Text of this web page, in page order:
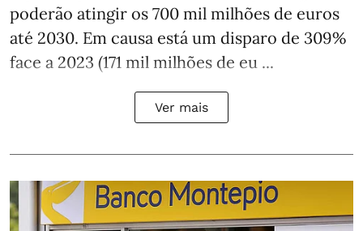
poderão atingir os 700 mil milhões de euros
até 2030. Em causa está um disparo de 309%
face a 2023 (171 mil milhões de eu ...
Ver mais